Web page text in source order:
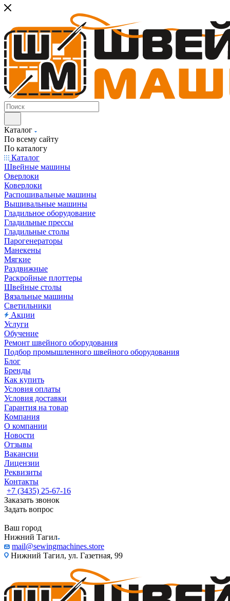
Каталог
По всему сайту
По каталогу
Каталог
Швейные машины
Оверлоки
Коверлоки
Распошивальные машины
Вышивальные машины
Гладильное оборудование
Гладильные прессы
Гладильные столы
Парогенераторы
Манекены
Мягкие
Раздвижные
Раскройные плоттеры
Швейные столы
Вязальные машины
Светильники
Акции
Услуги
Обучение
Ремонт швейного оборудования
Подбор промышленного швейного оборудования
Блог
Бренды
Как купить
Условия оплаты
Условия доставки
Гарантия на товар
Компания
О компании
Новости
Отзывы
Вакансии
Лицензии
Реквизиты
Контакты
+7 (3435) 25-67-16
Заказать звонок
Задать вопрос
Ваш город
Нижний Тагил
mail@sewingmachines.store
Нижний Тагил, ул. Газетная, 99